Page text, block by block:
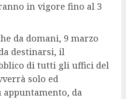
in vigore fino al 3
da domani, 9 marzo
destinarsi, il
di tutti gli uffici del
solo ed
appuntamento, da